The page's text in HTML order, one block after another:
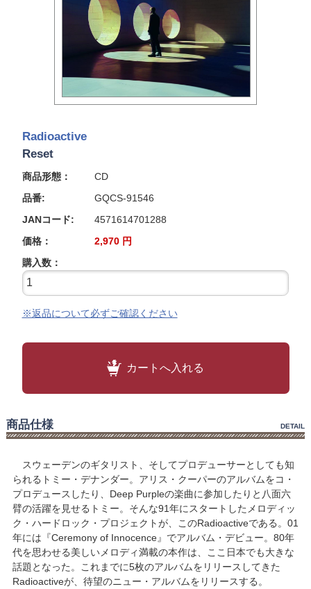
Radioactive
Reset
商品形態：
CD
品番:
GQCS-91546
JANコード:
4571614701288
価格：
2,970 円
購入数：
※返品について必ずご確認ください
カートへ入れる
商品仕様 DETAIL
スウェーデンのギタリスト、そしてプロデューサーとしても知
られるトミー・デナンダー。アリス・クーパーのアルバムをコ・
プロデュースしたり、Deep Purpleの楽曲に参加したりと八面六
臂の活躍を見せるトミー。そんな91年にスタートしたメロディッ
ク・ハードロック・プロジェクトが、このRadioactiveである。01
年には『Ceremony of Innocence』でアルバム・デビュー。80年
代を思わせる美しいメロディ満載の本作は、ここ日本でも大きな
話題となった。これまでに5枚のアルバムをリリースしてきた
Radioactiveが、待望のニュー・アルバムをリリースする。